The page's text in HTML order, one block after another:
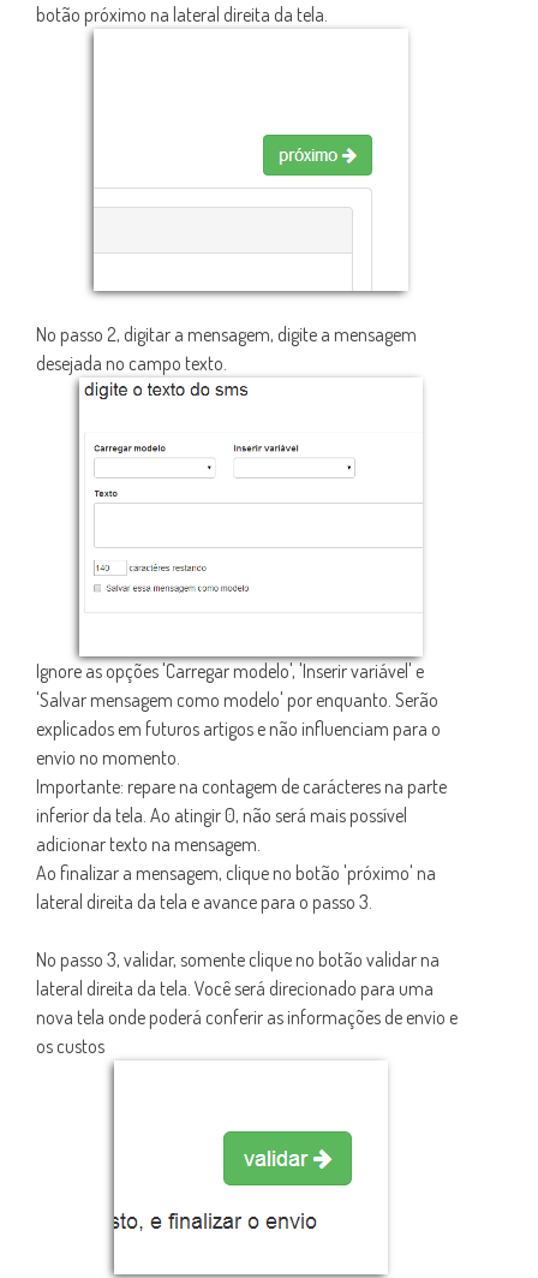
botão próximo na lateral direita da tela.
No passo 2, digitar a mensagem, digite a mensagem
desejada no campo texto.
Ignore as opções 'Carregar modelo', 'Inserir variável' e
'Salvar mensagem como modelo' por enquanto. Serão
explicados em futuros artigos e não influenciam para o
envio no momento.
Importante: repare na contagem de carácteres na parte
inferior da tela. Ao atingir 0, não será mais possível
adicionar texto na mensagem.
Ao finalizar a mensagem, clique no botão 'próximo' na
lateral direita da tela e avance para o passo 3.
No passo 3, validar, somente clique no botão validar na
lateral direita da tela. Você será direcionado para uma
nova tela onde poderá conferir as informações de envio e
os custos